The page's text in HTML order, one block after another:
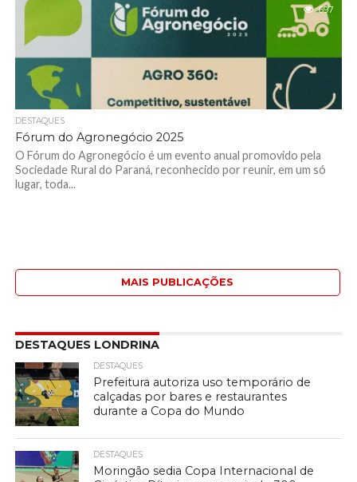
697
DESTAQUES
Fórum do Agronegócio 2025
O Fórum do Agronegócio é um evento anual promovido pela
Sociedade Rural do Paraná, reconhecido por reunir, em um só
lugar, toda...
MAIS PUBLICAÇÕES
DESTAQUES LONDRINA
DESTAQUES
Prefeitura autoriza uso temporário de
calçadas por bares e restaurantes
durante a Copa do Mundo
DESTAQUES
Moringão sedia Copa Internacional de